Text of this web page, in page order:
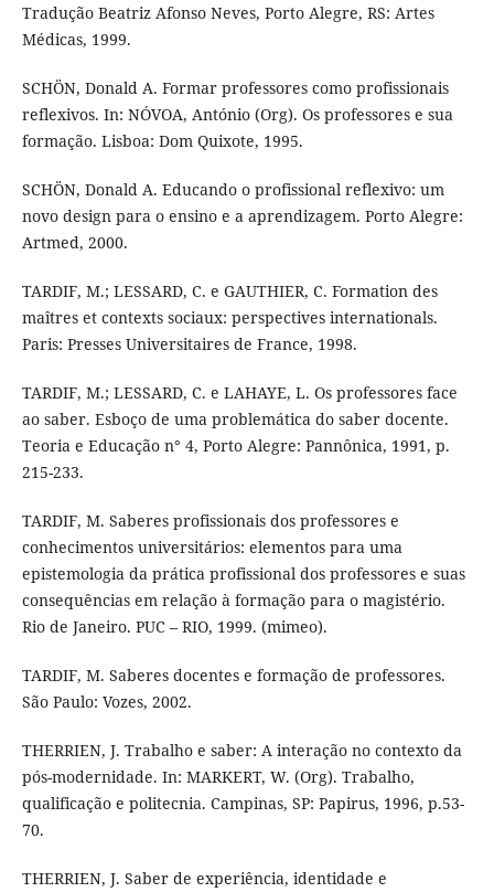
Tradução Beatriz Afonso Neves, Porto Alegre, RS: Artes
Médicas, 1999.
SCHÖN, Donald A. Formar professores como profissionais
reflexivos. In: NÓVOA, António (Org). Os professores e sua
formação. Lisboa: Dom Quixote, 1995.
SCHÖN, Donald A. Educando o profissional reflexivo: um
novo design para o ensino e a aprendizagem. Porto Alegre:
Artmed, 2000.
TARDIF, M.; LESSARD, C. e GAUTHIER, C. Formation des
maîtres et contexts sociaux: perspectives internationals.
Paris: Presses Universitaires de France, 1998.
TARDIF, M.; LESSARD, C. e LAHAYE, L. Os professores face
ao saber. Esboço de uma problemática do saber docente.
Teoria e Educação n° 4, Porto Alegre: Pannônica, 1991, p.
215-233.
TARDIF, M. Saberes profissionais dos professores e
conhecimentos universitários: elementos para uma
epistemologia da prática profissional dos professores e suas
consequências em relação à formação para o magistério.
Rio de Janeiro. PUC – RIO, 1999. (mimeo).
TARDIF, M. Saberes docentes e formação de professores.
São Paulo: Vozes, 2002.
THERRIEN, J. Trabalho e saber: A interação no contexto da
pós-modernidade. In: MARKERT, W. (Org). Trabalho,
qualificação e politecnia. Campinas, SP: Papirus, 1996, p.53-
70.
THERRIEN, J. Saber de experiência, identidade e